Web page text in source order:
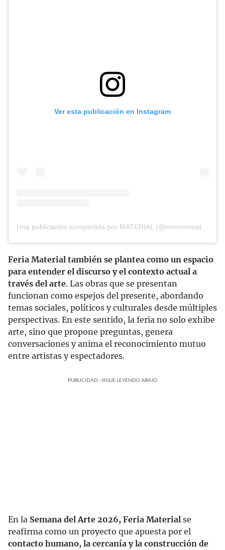
Ver esta publicación en Instagram
Feria Material también se plantea como un espacio
para entender el discurso y el contexto actual a
través del arte. Las obras que se presentan
funcionan como espejos del presente, abordando
temas sociales, políticos y culturales desde múltiples
perspectivas. En este sentido, la feria no solo exhibe
arte, sino que propone preguntas, genera
conversaciones y anima el reconocimiento mutuo
entre artistas y espectadores.
PUBLICIDAD - SIGUE LEYENDO ABAJO
En la Semana del Arte 2026, Feria Material se
reafirma como un proyecto que apuesta por el
contacto humano, la cercanía y la construcción de